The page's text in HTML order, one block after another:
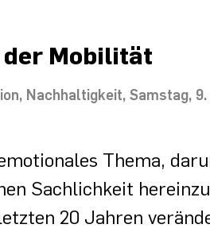
Mobilität
Nachhaltigkeit Samstag,
Thema,
Sachlichkeit
20 Jahren